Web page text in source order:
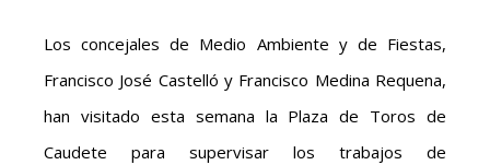
Los concejales de Medio Ambiente y de Fiestas,
Francisco José Castelló y Francisco Medina Requena,
han visitado esta semana la Plaza de Toros de
Caudete para supervisar los trabajos de